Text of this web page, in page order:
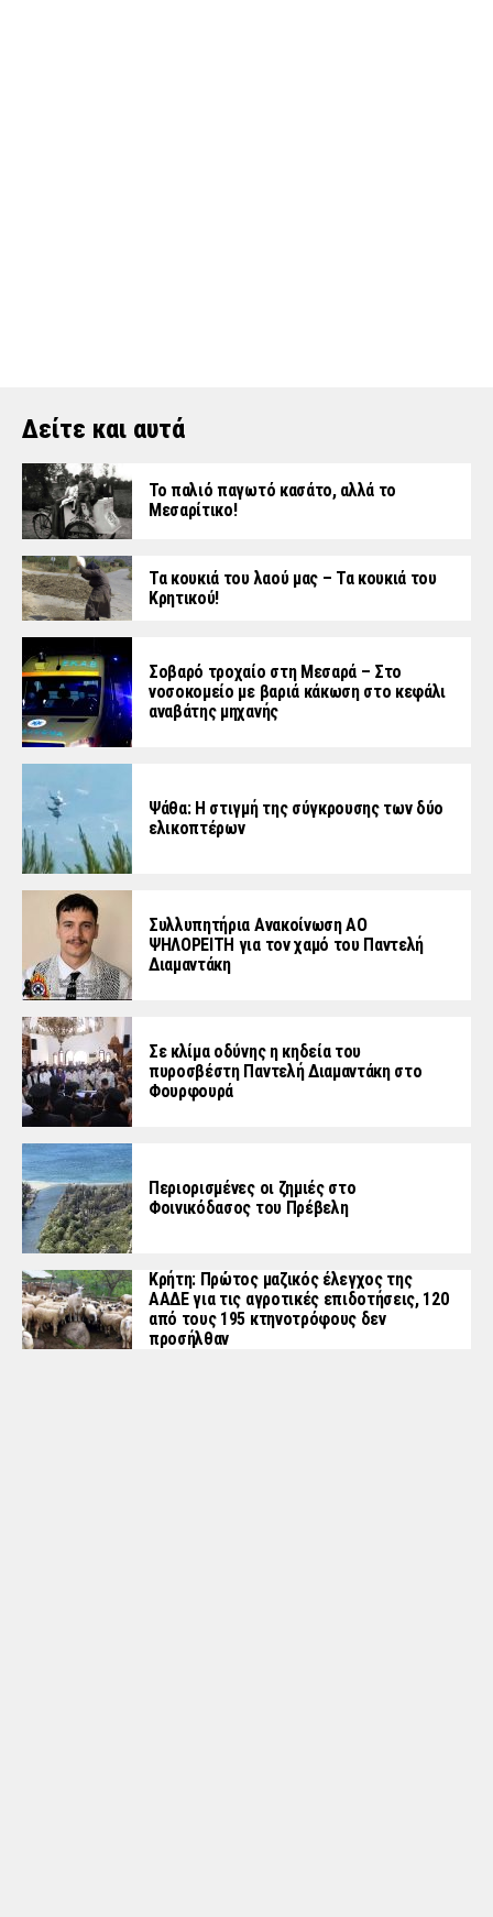
Δείτε και αυτά
Το παλιό παγωτό κασάτο, αλλά το
Μεσαρίτικο!
Τα κουκιά του λαού μας – Τα κουκιά του
Κρητικού!
Σοβαρό τροχαίο στη Μεσαρά – Στο
νοσοκομείο με βαριά κάκωση στο κεφάλι
αναβάτης μηχανής
Ψάθα: Η στιγμή της σύγκρουσης των δύο
ελικοπτέρων
Συλλυπητήρια Ανακοίνωση ΑΟ
ΨΗΛΟΡΕΙΤΗ για τον χαμό του Παντελή
Διαμαντάκη
Σε κλίμα οδύνης η κηδεία του
πυροσβέστη Παντελή Διαμαντάκη στο
Φουρφουρά
Περιορισμένες οι ζημιές στο
Φοινικόδασος του Πρέβελη
Κρήτη: Πρώτος μαζικός έλεγχος της
ΑΑΔΕ για τις αγροτικές επιδοτήσεις, 120
από τους 195 κτηνοτρόφους δεν
προσήλθαν